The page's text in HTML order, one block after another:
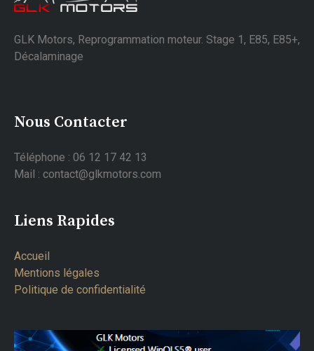
GLK Motors, Reprogrammation moteur. Stage 1, E85, E85+,
Décalaminage
Nous Contacter
Téléphone : 06 12 17 42 13
Mail : contact@glkmotors.com
Liens Rapides
Accueil
Mentions légales
Politique de confidentialité